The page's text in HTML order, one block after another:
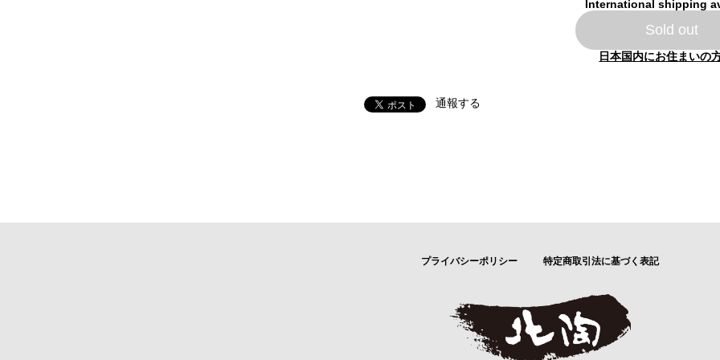
International shipping
Sold out
日本国内にお住まいの
通報する
プライバシーポリシー 特定商取引法に基づく表記